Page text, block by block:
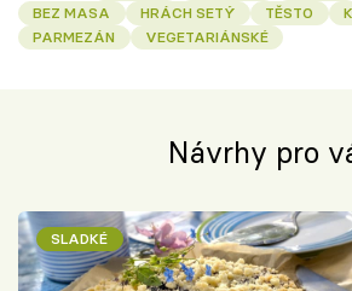
BEZ MASA
HRÁCH SETÝ TĚSTO
PARMEZÁN
VEGETARIÁNSKÉ
Návrhy pro
SLADKÉ